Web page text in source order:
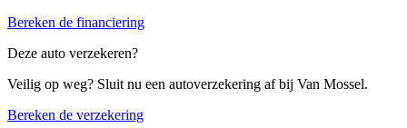
Bereken de financiering
Deze auto verzekeren?
Veilig op weg? Sluit nu een autoverzekering af bij Van Mossel.
Bereken de verzekering